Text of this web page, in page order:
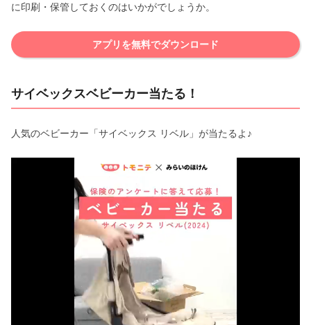
に印刷・保管しておくのはいかがでしょうか。
アプリを無料でダウンロード
サイベックスベビーカー当たる！
人気のベビーカー「サイベックス リベル」が当たるよ♪